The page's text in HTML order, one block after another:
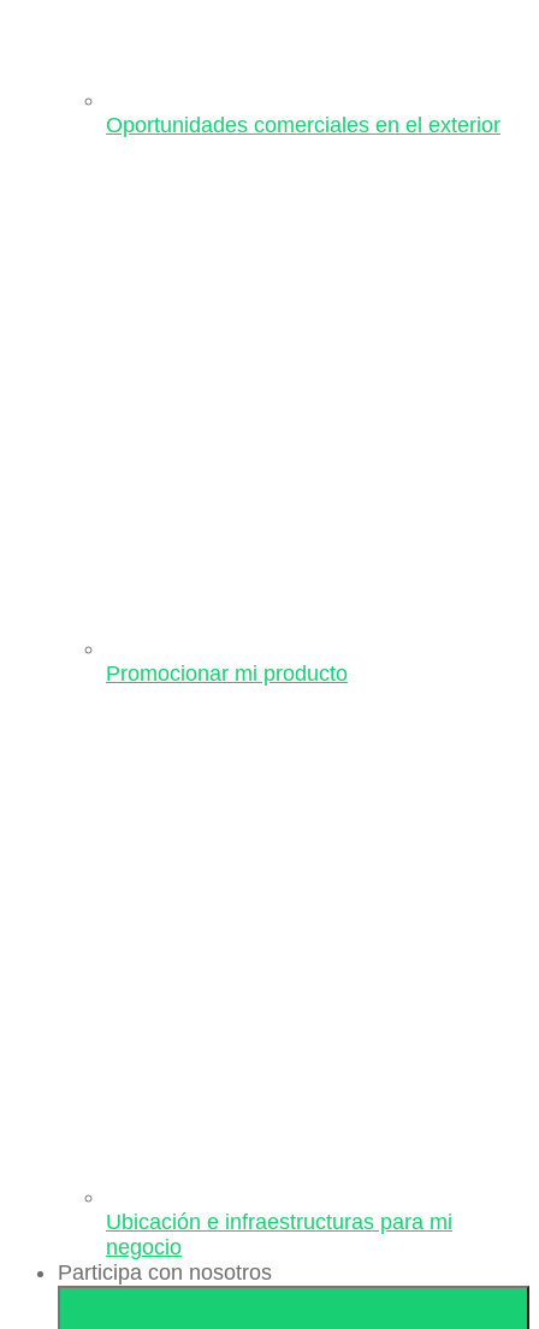
Oportunidades comerciales en el exterior
Promocionar mi producto
Ubicación e infraestructuras para mi
negocio
Participa con nosotros